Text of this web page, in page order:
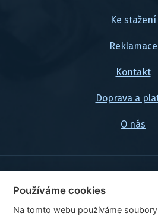
Ke stažení
Reklamace
Kontakt
Doprava a
O nás
© 2026, FlexaMi
Ceny jsou uvedeny
Používáme cookies
Na tomto webu používáme